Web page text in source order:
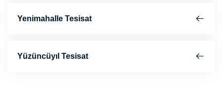
Yenimahalle Tesisat
Yüzüncüyıl Tesisat